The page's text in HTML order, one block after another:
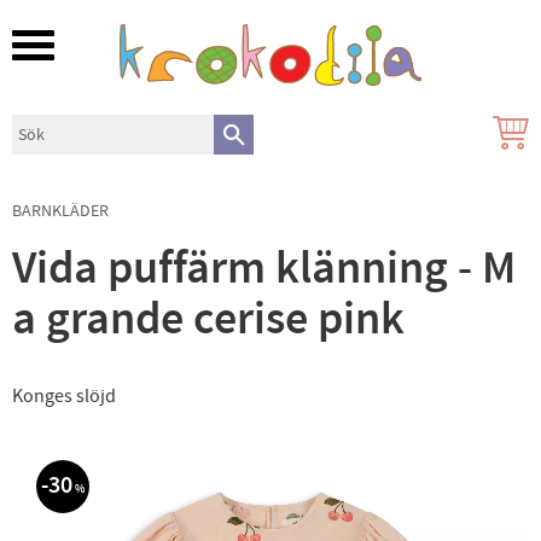
Meny
BARNKLÄDER
Vida puffärm klänning - M
a grande cerise pink
Konges slöjd
30%